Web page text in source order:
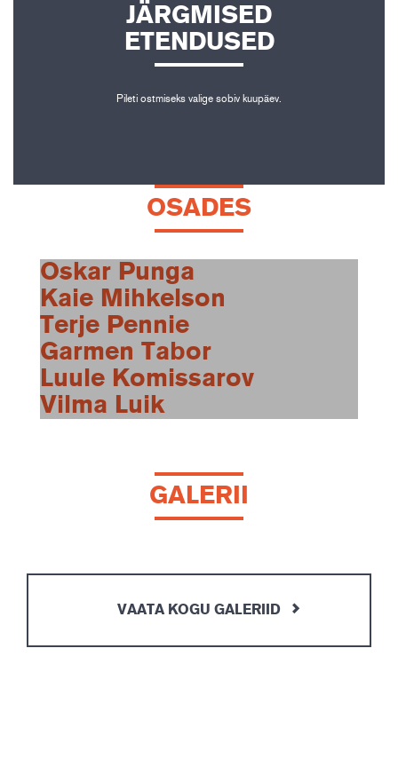
JÄRGMISED
ETENDUSED
Pileti ostmiseks valige sobiv kuupäev.
OSADES
Oskar Punga
Kaie Mihkelson
Terje Pennie
Garmen Tabor
Luule Komissarov
Vilma Luik
GALERII
VAATA KOGU GALERIID